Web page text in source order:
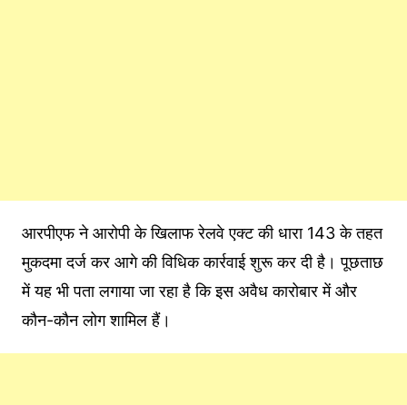
आरपीएफ ने आरोपी के खिलाफ रेलवे एक्ट की धारा 143 के तहत
मुकदमा दर्ज कर आगे की विधिक कार्रवाई शुरू कर दी है। पूछताछ
में यह भी पता लगाया जा रहा है कि इस अवैध कारोबार में और
कौन-कौन लोग शामिल हैं।